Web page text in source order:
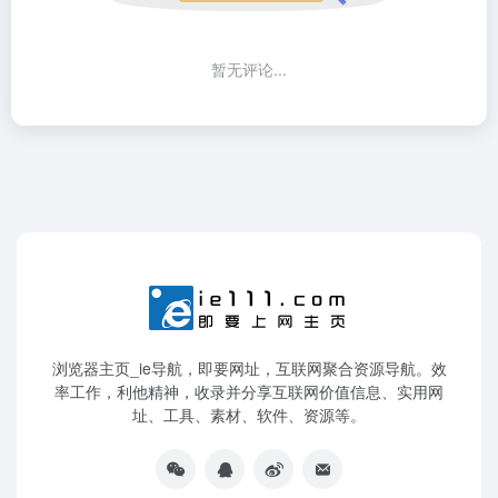
暂无评论...
浏览器主页_ie导航，即要网址，互联网聚合资源导航。效
率工作，利他精神，收录并分享互联网价值信息、实用网
址、工具、素材、软件、资源等。